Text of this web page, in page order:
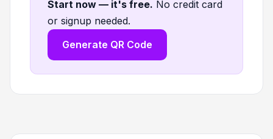
Start now — it's free. No credit card
or signup needed.
Generate QR Code